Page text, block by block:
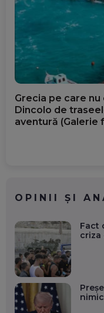
Grecia pe care
Dincolo de
aventură (Galerie
OPINII ȘI
Fact
criza